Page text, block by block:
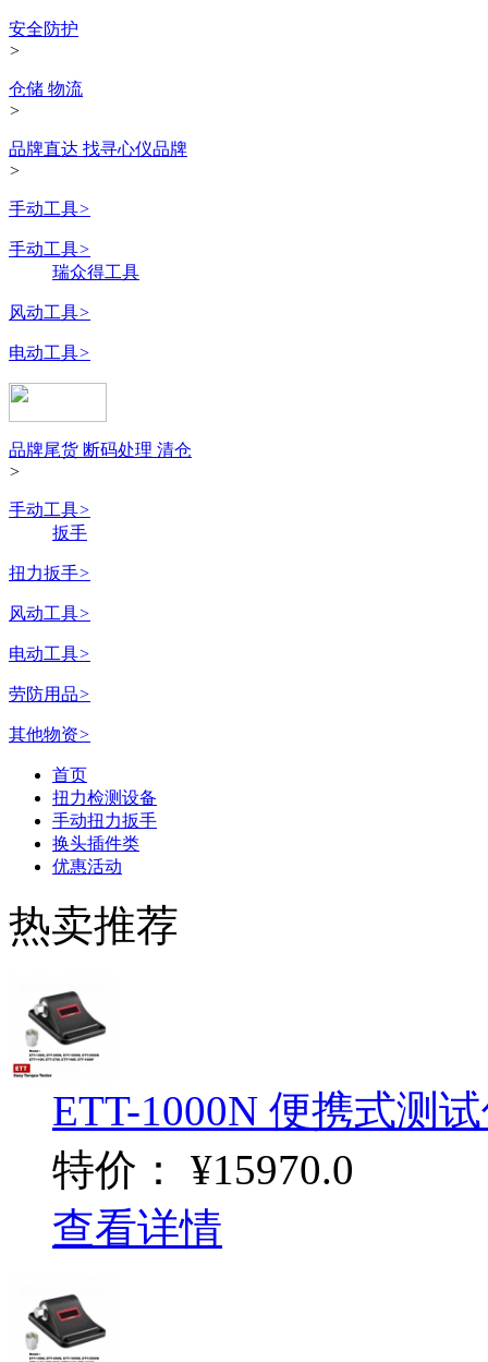
安全防护
>
仓储 物流
>
品牌直达 找寻心仪品牌
>
手动工具>
手动工具>
瑞众得工具
风动工具>
电动工具>
品牌尾货 断码处理 清仓
>
手动工具>
扳手
扭力扳手>
风动工具>
电动工具>
劳防用品>
其他物资>
首页
扭力检测设备
手动扭力扳手
换头插件类
优惠活动
热卖推荐
ETT-1000N 便携式测
特价：
¥15970.0
查看详情